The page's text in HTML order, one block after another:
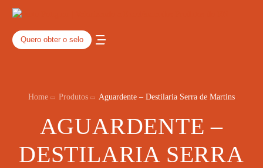
Quero obter o selo
Home Produtos Aguardente – Destilaria Serra de Martins
AGUARDENTE –
DESTILARIA SERRA